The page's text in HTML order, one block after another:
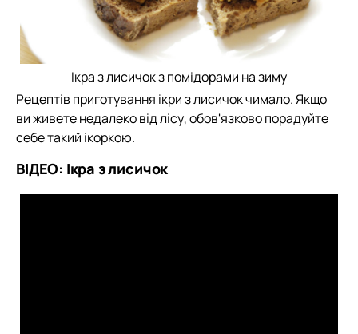
Ікра з лисичок з помідорами на зиму
Рецептів приготування ікри з лисичок чимало. Якщо
ви живете недалеко від лісу, обов'язково порадуйте
себе такий ікоркою.
ВІДЕО: Ікра з лисичок